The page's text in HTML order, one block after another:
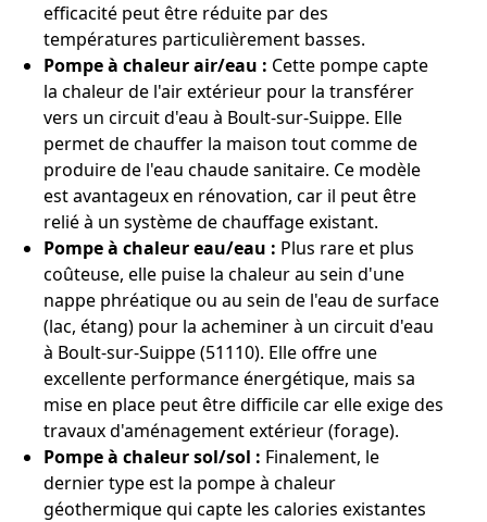
efficacité peut être réduite par des
températures particulièrement basses.
Pompe à chaleur air/eau : Cette pompe capte
la chaleur de l'air extérieur pour la transférer
vers un circuit d'eau à Boult-sur-Suippe. Elle
permet de chauffer la maison tout comme de
produire de l'eau chaude sanitaire. Ce modèle
est avantageux en rénovation, car il peut être
relié à un système de chauffage existant.
Pompe à chaleur eau/eau : Plus rare et plus
coûteuse, elle puise la chaleur au sein d'une
nappe phréatique ou au sein de l'eau de surface
(lac, étang) pour la acheminer à un circuit d'eau
à Boult-sur-Suippe (51110). Elle offre une
excellente performance énergétique, mais sa
mise en place peut être difficile car elle exige des
travaux d'aménagement extérieur (forage).
Pompe à chaleur sol/sol : Finalement, le
dernier type est la pompe à chaleur
géothermique qui capte les calories existantes